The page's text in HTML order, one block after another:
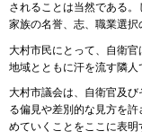
されることは当然である
家族の名誉、志、職業選択
大村市民にとって、自衛官
地域とともに汗を流す隣人
大村市議会は、自衛官及
る偏見や差別的な見方を
めていくことをここに表明